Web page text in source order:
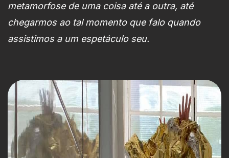
metamorfose de uma coisa até a outra, até
chegarmos ao tal momento que falo quando
assistimos a um espetáculo seu.